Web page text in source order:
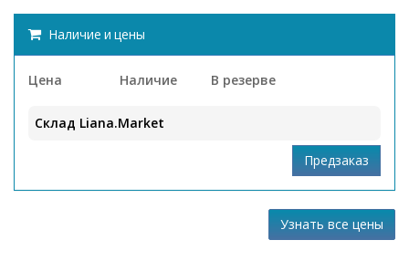
Наличие и цены
Цена Наличие В резерве
Склад Liana.Market
Узнать все цены